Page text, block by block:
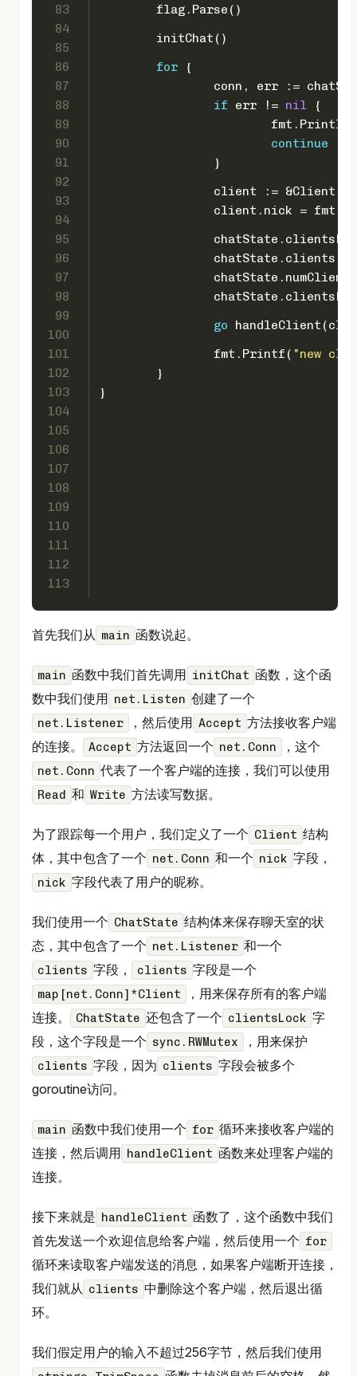
83
84
85
86
87
88
89
90
91
92
93
94
95
96
97
98
99
100
101
102
103
104
105
106
107
108
109
110
111
112
113
	flag.Parse()
	initChat()
for {
conn, err :=
if err != nil {
			fmt.Println(
continue
		}
client :=
client.nick =
go
		fmt.Printf(
"new
	}
}
首先我们从 main 函数说起。
main 函数中我们首先调用 initChat 函数，这个函
数中我们使用 net.Listen 创建了一个
net.Listener ，然后使用 Accept 方法接收客户端
的连接。
Accept 方法返回一个 net.Conn ，这个
net.Conn 代表了一个客户端的连接，我们可以使用
Read 和 Write 方法读写数据。
为了跟踪每一个用户，我们定义了一个 Client 结构
体，其中包含了一个 net.Conn 和一个 nick 字段，
nick 字段代表了用户的昵称。
我们使用一个 ChatState 结构体来保存聊天室的状
态，其中包含了一个 net.Listener 和一个
clients 字段， clients 字段是一个
map[net.Conn]*Client
，用来保存所有的客户端
连接。
ChatState 还包含了一个 clientsLock 字
段，这个字段是一个 sync.RWMutex ，用来保护
clients 字段，因为 clients 字段会被多个
goroutine访问。
main 函数中我们使用一个 for 循环来接收客户端的
连接，然后调用 handleClient 函数来处理客户端的
连接。
接下来就是 handleClient 函数了，这个函数中我们
首先发送一个欢迎信息给客户端，然后使用一个 for
循环来读取客户端发送的消息，如果客户端断开连接，
我们就从 clients 中删除这个客户端，然后退出循
环。
我们假定用户的输入不超过256字节，然后我们使用